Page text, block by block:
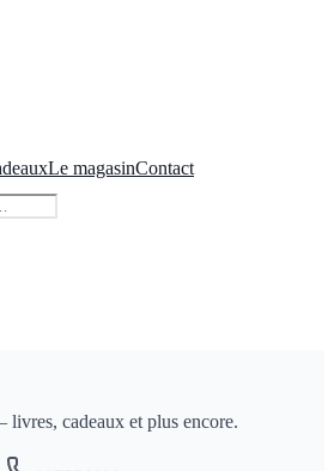
Le magasinContact
cadeaux et plus encore.